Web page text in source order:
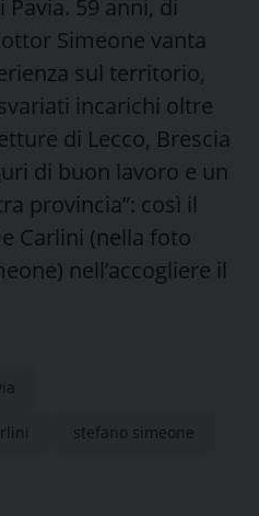
59 anni, di
Simeone vanta
sul territorio,
incarichi oltre
di Lecco, Brescia
di buon lavoro e un
provincia”: così il
Carlini (nella foto
nell’accogliere il
stefano simeone